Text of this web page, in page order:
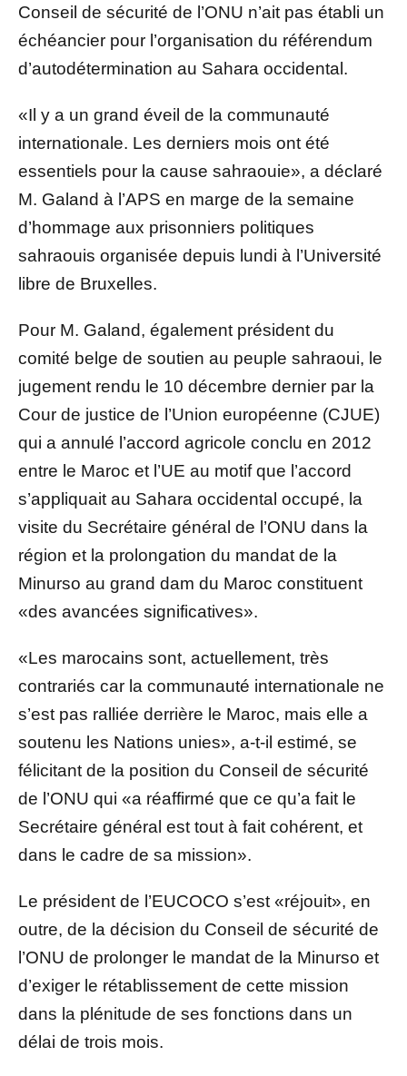
Conseil de sécurité de l’ONU n’ait pas établi un
échéancier pour l’organisation du référendum
d’autodétermination au Sahara occidental.
«Il y a un grand éveil de la communauté
internationale. Les derniers mois ont été
essentiels pour la cause sahraouie», a déclaré
M. Galand à l’APS en marge de la semaine
d’hommage aux prisonniers politiques
sahraouis organisée depuis lundi à l’Université
libre de Bruxelles.
Pour M. Galand, également président du
comité belge de soutien au peuple sahraoui, le
jugement rendu le 10 décembre dernier par la
Cour de justice de l’Union européenne (CJUE)
qui a annulé l’accord agricole conclu en 2012
entre le Maroc et l’UE au motif que l’accord
s’appliquait au Sahara occidental occupé, la
visite du Secrétaire général de l’ONU dans la
région et la prolongation du mandat de la
Minurso au grand dam du Maroc constituent
«des avancées significatives».
«Les marocains sont, actuellement, très
contrariés car la communauté internationale ne
s’est pas ralliée derrière le Maroc, mais elle a
soutenu les Nations unies», a-t-il estimé, se
félicitant de la position du Conseil de sécurité
de l’ONU qui «a réaffirmé que ce qu’a fait le
Secrétaire général est tout à fait cohérent, et
dans le cadre de sa mission».
Le président de l’EUCOCO s’est «réjouit», en
outre, de la décision du Conseil de sécurité de
l’ONU de prolonger le mandat de la Minurso et
d’exiger le rétablissement de cette mission
dans la plénitude de ses fonctions dans un
délai de trois mois.